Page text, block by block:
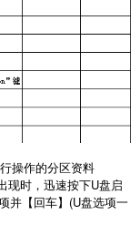
操作的分区资料
现时，迅速按下U盘启
并【回车】(U盘选项一